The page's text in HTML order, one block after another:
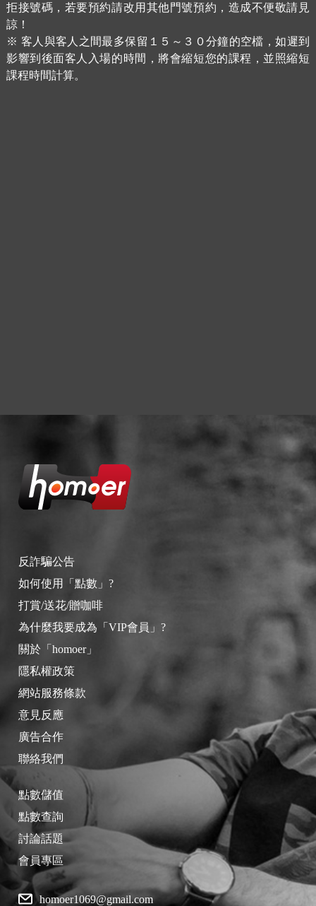
拒接號碼，若要預約請改用其他門號預約，造成不便敬請見
諒！
※ 客人與客人之間最多保留１５～３０分鐘的空檔，如遲到
影響到後面客人入場的時間，將會縮短您的課程，並照縮短
課程時間計算。
反詐騙公告
如何使用「點數」?
打賞/送花/贈咖啡
為什麼我要成為「VIP會員」?
關於「homoer」
隱私權政策
網站服務條款
意見反應
廣告合作
聯絡我們
點數儲值
點數查詢
討論話題
會員專區
homoer1069@gmail.com